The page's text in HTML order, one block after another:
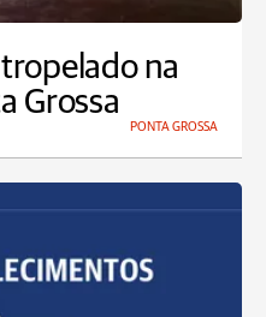
na
Grossa
PONTA GROSSA